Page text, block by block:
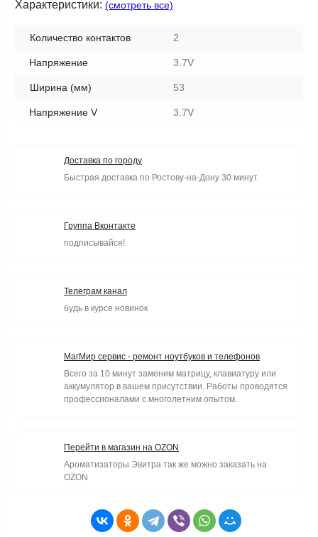
Характеристики: (смотреть все)
Количество контактов 2
Напряжение 3.7V
Ширина (мм) 53
Напряжение V 3.7V
Доставка по городу
Быстрая доставка по Ростову-на-Дону 30 минут.
Группа Вконтакте
подписывайся!
Телеграм канал
будь в курсе новинок
МагМир сервис - ремонт ноутбуков и телефонов
Всего за 10 минут заменим матрицу, клавиатуру или
аккумулятор в вашем присутствии. Работы проводятся
профессионалами с многолетним опытом.
Перейти в магазин на OZON
Ароматизаторы Эвитра так же можно заказать на
OZON